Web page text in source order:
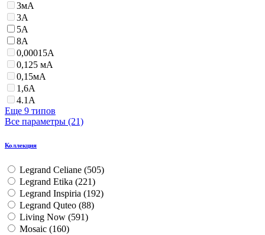
3мА
3А
5А
8А
0,00015А
0,125 мА
0,15мА
1,6А
4.1А
Еще 9 типов
Все параметры (21)
Коллекция
Legrand Celiane (505)
Legrand Etika (221)
Legrand Inspiria (192)
Legrand Quteo (88)
Living Now (591)
Mosaic (160)